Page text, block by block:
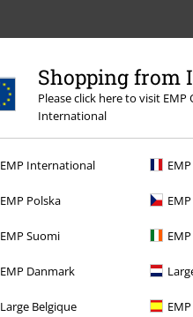
Shopping from
Please click here to visit
International
EMP International
EMP Polska
EMP Suomi
EMP Danmark
Large Belgique
Gavekort